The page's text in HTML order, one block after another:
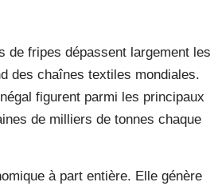
de fripes dépassent largement les
des chaînes textiles mondiales.
figurent parmi les principaux
de milliers de tonnes chaque
à part entière. Elle génère